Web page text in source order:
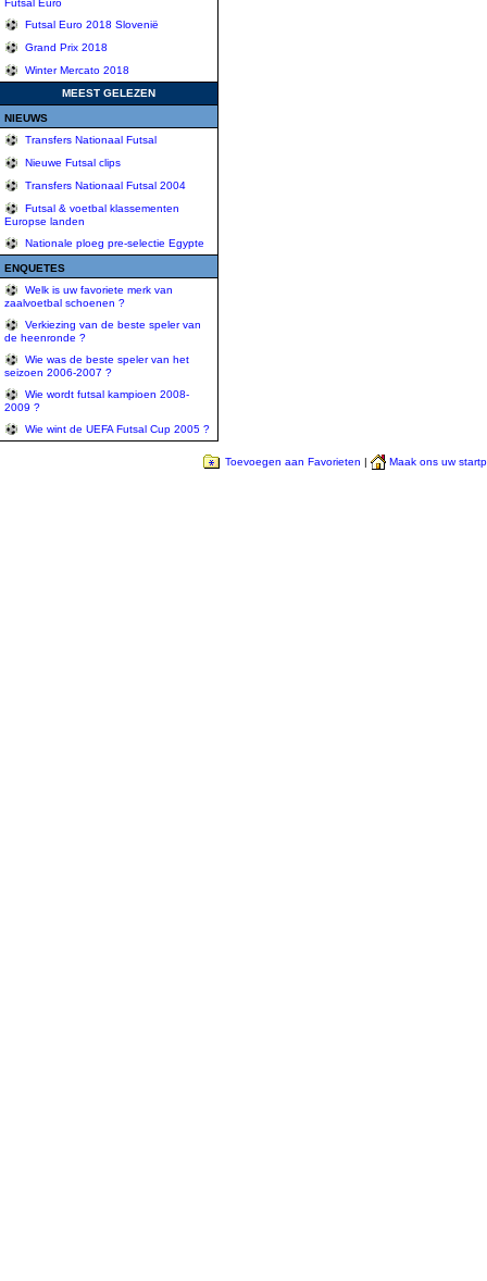
Futsal Euro
Futsal Euro 2018 Slovenië
Grand Prix 2018
Winter Mercato 2018
MEEST GELEZEN
NIEUWS
Transfers Nationaal Futsal
Nieuwe Futsal clips
Transfers Nationaal Futsal 2004
Futsal & voetbal klassementen
Europse landen
Nationale ploeg pre-selectie Egypte
ENQUETES
Welk is uw favoriete merk van
zaalvoetbal schoenen ?
Verkiezing van de beste speler van
de heenronde ?
Wie was de beste speler van het
seizoen 2006-2007 ?
Wie wordt futsal kampioen 2008-
2009 ?
Wie wint de UEFA Futsal Cup 2005 ?
Toevoegen aan Favorieten | Maak ons uw